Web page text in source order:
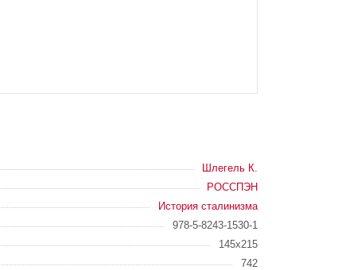
Шлегель К.
РОССПЭН
История сталинизма
978-5-8243-1530-1
145х215
742